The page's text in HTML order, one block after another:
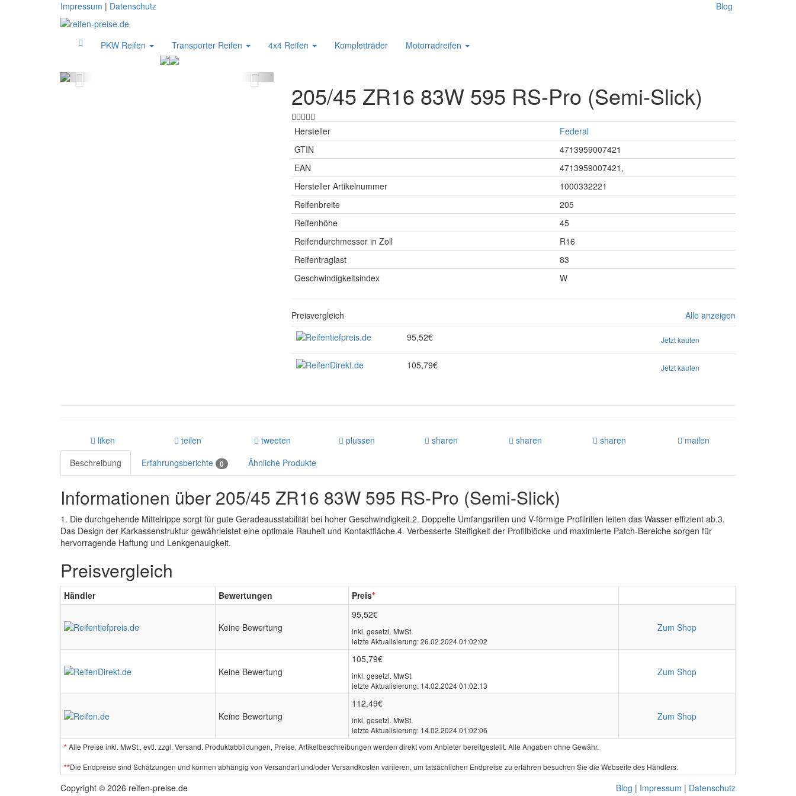
Impressum | Datenschutz Blog
PKW Reifen Transporter Reifen 4x4 Reifen Kompletträder Motorradreifen
205/45 ZR16 83W 595 RS-Pro (Semi-Slick)
Hersteller
Federal
GTIN
4713959007421
EAN
4713959007421,
Hersteller Artikelnummer
1000332221
Reifenbreite
205
Reifenhöhe
45
Reifendurchmesser in Zoll
R16
Reifentraglast
83
Geschwindigkeitsindex
W
Alle anzeigen
Preisvergleich
95,52€
Jetzt kaufen
105,79€ Jetzt kaufen
liken teilen tweeten plussen sharen sharen sharen
mailen
Beschreibung
Erfahrungsberichte 0 Ähnliche Produkte
Informationen über 205/45 ZR16 83W 595 RS-Pro (Semi-Slick)
1. Die durchgehende Mittelrippe sorgt für gute Geradeausstabilität bei hoher Geschwindigkeit.2. Doppelte Umfangsrillen und V-förmige Profilrillen leiten das Wasser effizient ab.3.
Das Design der Karkassenstruktur gewährleistet eine optimale Rauheit und Kontaktfläche.4. Verbesserte Steifigkeit der Profilblöcke und maximierte Patch-Bereiche sorgen für
hervorragende Haftung und Lenkgenauigkeit.
Preisvergleich
Händler Bewertungen Preis*
Keine Bewertung
95,52€
inkl. gesetzl. MwSt.
letzte Aktualisierung: 26.02.2024 01:02:02
Zum Shop
Keine Bewertung
105,79€
inkl. gesetzl. MwSt.
letzte Aktualisierung: 14.02.2024 01:02:13
Zum Shop
Keine Bewertung
112,49€
inkl. gesetzl. MwSt.
letzte Aktualisierung: 14.02.2024 01:02:06
Zum Shop
* Alle Preise inkl. MwSt., evtl. zzgl. Versand. Produktabbildungen, Preise, Artikelbeschreibungen werden direkt vom Anbieter bereitgestellt. Alle Angaben ohne Gewähr.
**Die Endpreise sind Schätzungen und können abhängig von Versandart und/oder Versandkosten variieren, um tatsächlichen Endpreise zu erfahren besuchen Sie die Webseite des Händlers.
Copyright © 2026 reifen-preise.de Blog | Impressum | Datenschutz